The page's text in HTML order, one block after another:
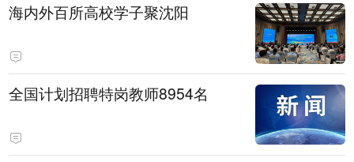
海内外百所高校学子聚沈阳
全国计划招聘特岗教师8954名